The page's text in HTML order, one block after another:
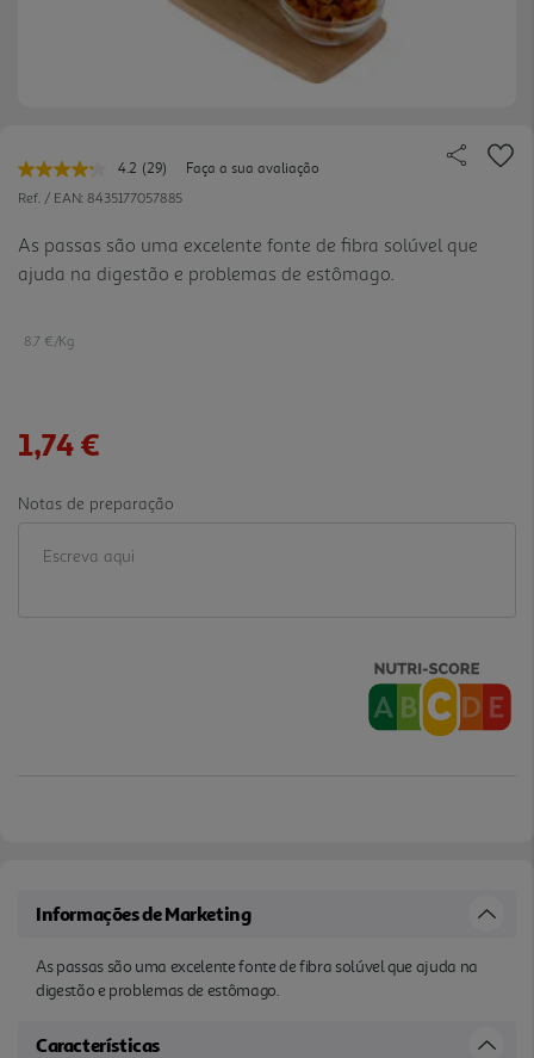
4.2 Leu
29
para
a
mesma
(29)
Faça a sua avaliação
Ref. / EAN: 8435177057885
As passas são uma excelente fonte de fibra solúvel que
ajuda na digestão e problemas de estômago.
8.7 €/Kg
1,74 €
Notas de preparação
Informações de Marketing
As passas são uma excelente fonte de fibra solúvel que ajuda na
digestão e problemas de estômago.
Características